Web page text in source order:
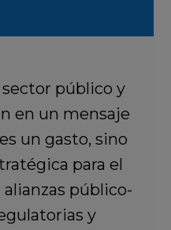
sector público y
en un mensaje
un gasto, sino
para el
público-
y